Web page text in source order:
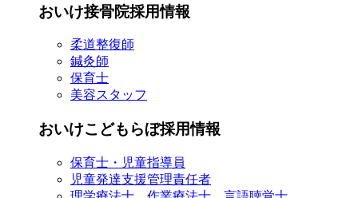
おいけ接骨院採用情報
柔道整復師
鍼灸師
保育士
美容スタッフ
おいけこどもらぼ採用情報
保育士・児童指導員
児童発達支援管理責任者